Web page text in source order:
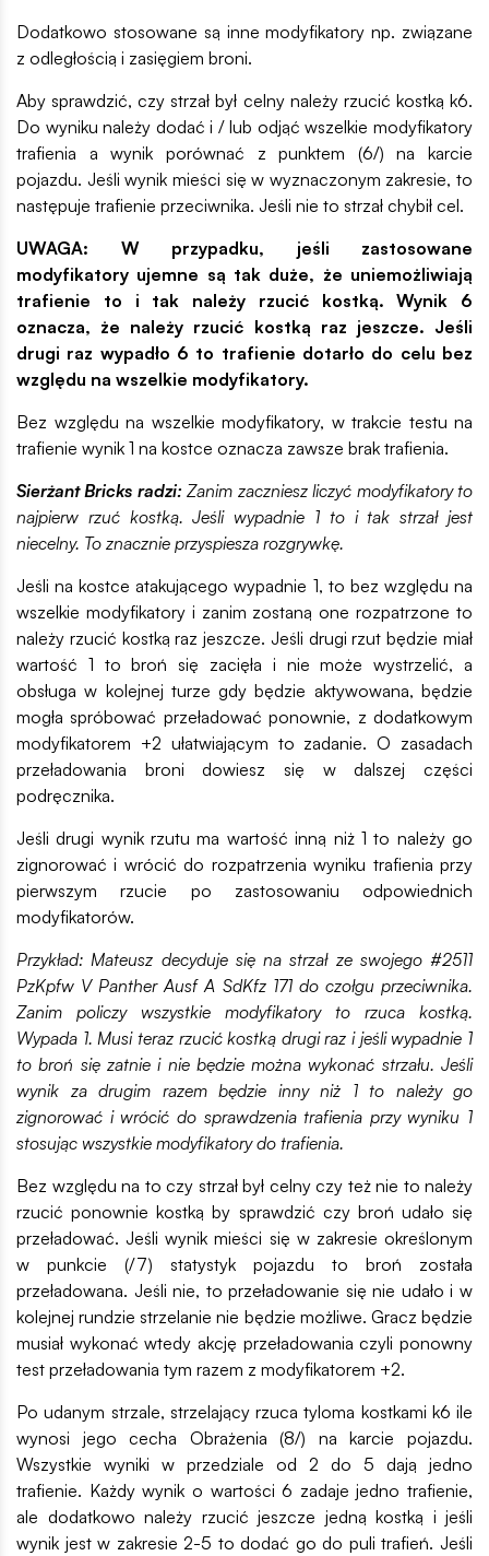
Dodatkowo stosowane są inne modyfikatory np. związane
z odległością i zasięgiem broni.
Aby sprawdzić, czy strzał był celny należy rzucić kostką k6.
Do wyniku należy dodać i / lub odjąć wszelkie modyfikatory
trafienia a wynik porównać z punktem (6/) na karcie
pojazdu. Jeśli wynik mieści się w wyznaczonym zakresie, to
następuje trafienie przeciwnika. Jeśli nie to strzał chybił cel.
UWAGA: W przypadku, jeśli zastosowane
modyfikatory ujemne są tak duże, że uniemożliwiają
trafienie to i tak należy rzucić kostką. Wynik 6
oznacza, że należy rzucić kostką raz jeszcze. Jeśli
drugi raz wypadło 6 to trafienie dotarło do celu bez
względu na wszelkie modyfikatory.
Bez względu na wszelkie modyfikatory, w trakcie testu na
trafienie wynik 1 na kostce oznacza zawsze brak trafienia.
Sierżant Bricks radzi:Zanim zaczniesz liczyć modyfikatory to
najpierw rzuć kostką. Jeśli wypadnie 1 to i tak strzał jest
niecelny. To znacznie przyspiesza rozgrywkę.
Jeśli na kostce atakującego wypadnie 1, to bez względu na
wszelkie modyfikatory i zanim zostaną one rozpatrzone to
należy rzucić kostką raz jeszcze. Jeśli drugi rzut będzie miał
wartość 1 to broń się zacięła i nie może wystrzelić, a
obsługa w kolejnej turze gdy będzie aktywowana, będzie
mogła spróbować przeładować ponownie, z dodatkowym
modyfikatorem +2 ułatwiającym to zadanie. O zasadach
przeładowania broni dowiesz się w dalszej części
podręcznika.
Jeśli drugi wynik rzutu ma wartość inną niż 1 to należy go
zignorować i wrócić do rozpatrzenia wyniku trafienia przy
pierwszym rzucie po zastosowaniu odpowiednich
modyfikatorów.
Przykład: Mateusz decyduje się na strzał ze swojego #2511
PzKpfw V Panther Ausf A SdKfz 171 do czołgu przeciwnika.
Zanim policzy wszystkie modyfikatory to rzuca kostką.
Wypada 1. Musi teraz rzucić kostką drugi raz i jeśli wypadnie 1
to broń się zatnie i nie będzie można wykonać strzału. Jeśli
wynik za drugim razem będzie inny niż 1 to należy go
zignorować i wrócić do sprawdzenia trafienia przy wyniku 1
stosując wszystkie modyfikatory do trafienia.
Bez względu na to czy strzał był celny czy też nie to należy
rzucić ponownie kostką by sprawdzić czy broń udało się
przeładować. Jeśli wynik mieści się w zakresie określonym
w punkcie (/7) statystyk pojazdu to broń została
przeładowana. Jeśli nie, to przeładowanie się nie udało i w
kolejnej rundzie strzelanie nie będzie możliwe. Gracz będzie
musiał wykonać wtedy akcję przeładowania czyli ponowny
test przeładowania tym razem z modyfikatorem +2.
Po udanym strzale, strzelający rzuca tyloma kostkami k6 ile
wynosi jego cecha Obrażenia (8/) na karcie pojazdu.
Wszystkie wyniki w przedziale od 2 do 5 dają jedno
trafienie. Każdy wynik o wartości 6 zadaje jedno trafienie,
ale dodatkowo należy rzucić jeszcze jedną kostką i jeśli
wynik jest w zakresie 2-5 to dodać go do puli trafień. Jeśli